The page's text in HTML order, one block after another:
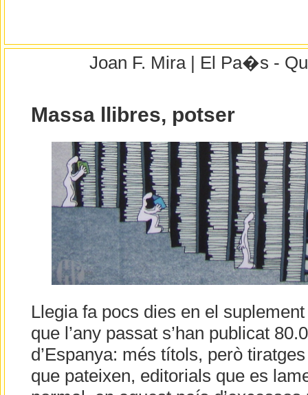
Joan F. Mira | El Pa�s -
Massa llibres, potser
Llegia fa pocs dies en el
que l’any passat s’han publicat
d’Espanya: més títols, però
que pateixen, editorials que es